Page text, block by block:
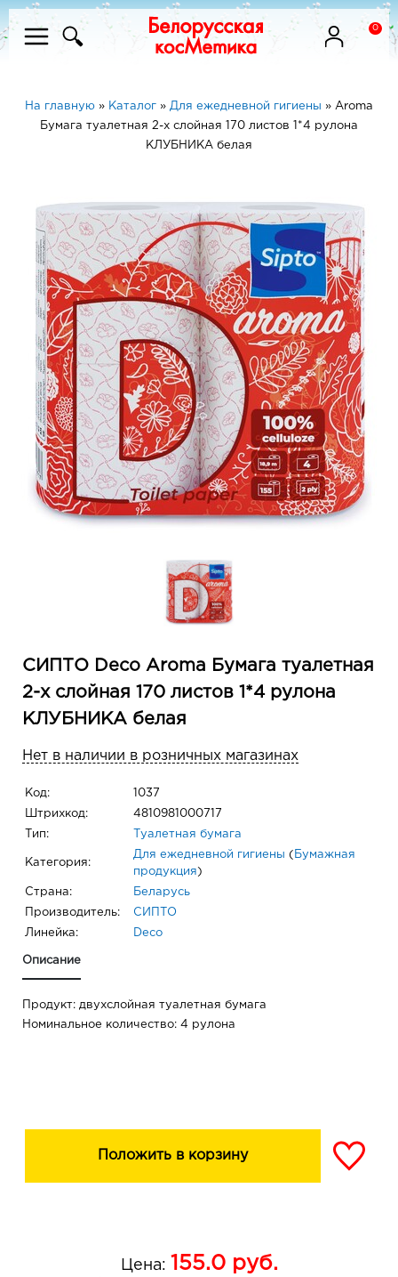
0
На главную » Каталог » Для ежедневной гигиены » Aroma
Бумага туалетная 2-х слойная 170 листов 1*4 рулона
КЛУБНИКА белая
СИПТО Deco Aroma Бумага туалетная
2-х слойная 170 листов 1*4 рулона
КЛУБНИКА белая
Нет в наличии в розничных магазинах
Код: 1037
Штрихкод: 4810981000717
Тип: Туалетная бумага
Категория:
Для ежедневной гигиены ( Бумажная
продукция )
Страна: Беларусь
Производитель: СИПТО
Линейка: Deco
Описание
Продукт: двухслойная туалетная бумага
Номинальное количество: 4 рулона
Положить в корзину
Цена: 155.0руб.